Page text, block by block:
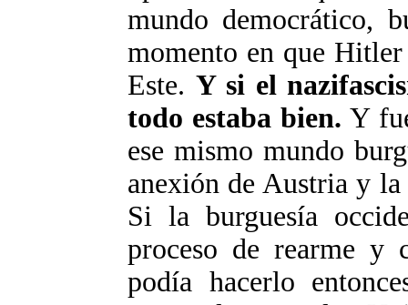
mundo democrático,
momento en que
Este. Y si el
todo estaba bien. Y
ese mismo mundo
anexión de Austria y
Si la burguesía
proceso de rearme y
podía hacerlo